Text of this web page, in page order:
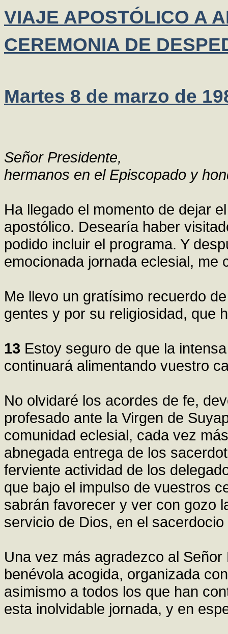
VIAJE APOSTÓLICO A
CEREMONIA DE
Martes 8 de marzo de
Señor Presidente,
hermanos en el Episcopado y
Ha llegado el momento de dejar
apostólico. Desearía haber
podido incluir el programa. Y
emocionada jornada eclesial, me
Me llevo un gratísimo recuerdo
gentes y por su religiosidad, que
13 Estoy seguro de que la
continuará alimentando vuestro
No olvidaré los acordes de fe,
profesado ante la Virgen de
comunidad eclesial, cada vez
abnegada entrega de los
ferviente actividad de los
que bajo el impulso de vuestros
sabrán favorecer y ver con gozo
servicio de Dios, en el
Una vez más agradezco al
benévola acogida, organizada
asimismo a todos los que han
esta inolvidable jornada, y en